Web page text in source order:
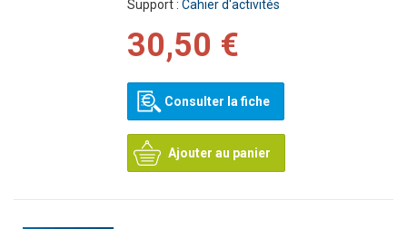
Support : Cahier d'activités
30,50 €
Consulter la fiche
Ajouter au panier